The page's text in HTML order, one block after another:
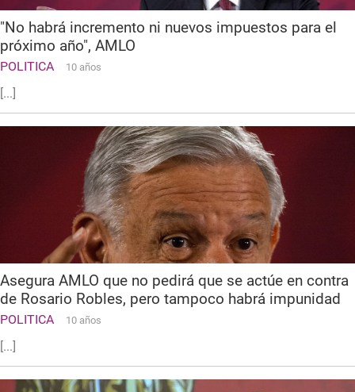
"No habrá incremento ni nuevos impuestos para el
próximo año", AMLO
POLITICA 10 años
[...]
Asegura AMLO que no pedirá que se actúe en contra
de Rosario Robles, pero tampoco habrá impunidad
POLITICA 10 años
[...]